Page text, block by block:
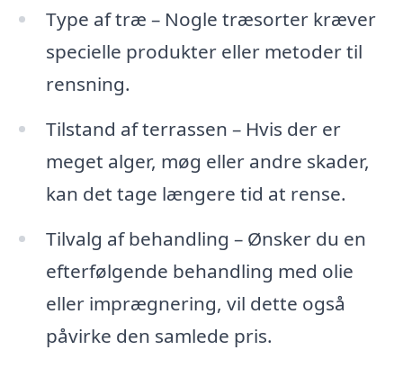
Type af træ – Nogle træsorter kræver
specielle produkter eller metoder til
rensning.
Tilstand af terrassen – Hvis der er
meget alger, møg eller andre skader,
kan det tage længere tid at rense.
Tilvalg af behandling – Ønsker du en
efterfølgende behandling med olie
eller imprægnering, vil dette også
påvirke den samlede pris.